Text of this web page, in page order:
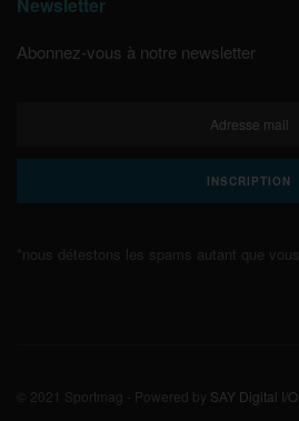
Newsletter
Abonnez-vous à notre newsletter
*nous détestons les spams autant que vous
© 2021 Sportmag - Powered by SAY Digital I/O